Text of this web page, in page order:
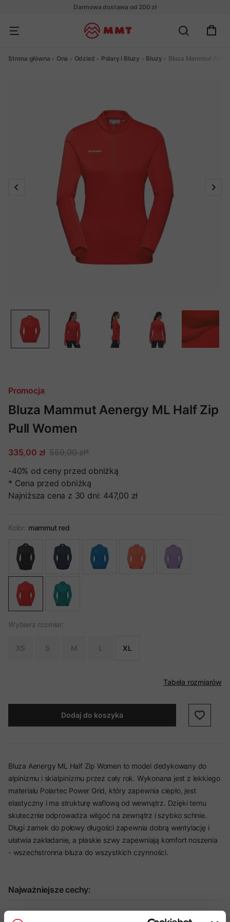
Darmowa dostawa od 200 zł
Strona główna Ona Odzież Polary i Bluzy Bluzy Bluza Mammut
Promocja
Bluza Mammut Aenergy ML Half Zip
Pull Women
335,00 zł 559,00 zł*
-40% od ceny przed obniżką
* Cena przed obniżką
Najniższa cena z 30 dni: 447,00 zł
Kolor: mammut red
Wybierz rozmiar:
XS S M L XL
Tabela rozmiarów
Dodaj do koszyka
Bluza Aenergy ML Half Zip Women to model dedykowany do
alpinizmu i skialpinizmu przez cały rok. Wykonana jest z lekkiego
materiału Polartec Power Grid, który zapewnia ciepło, jest
elastyczny i ma strukturę waflową od wewnątrz. Dzięki temu
skutecznie odprowadza wilgoć na zewnątrz i szybko schnie.
Długi zamek do połowy długości zapewnia dobrą wentylację i
ułatwia zakładanie, a płaskie szwy zapewniają komfort noszenia
- wszechstronna bluza do wszystkich czynności.
Najważniejsze cechy:
idealny produkt do: Skitouring, Alpinizm, Narciarstwo,